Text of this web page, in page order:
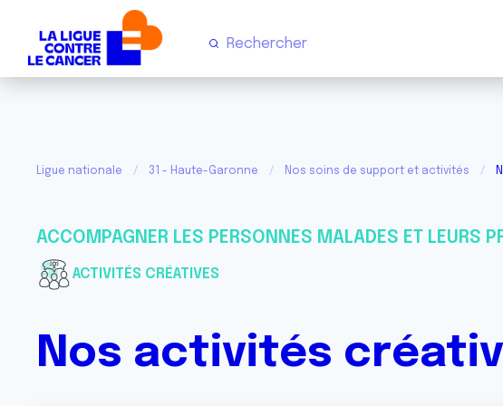
Ligue nationale 31 - Haute-Garonne Nos soins de support et activités
ACCOMPAGNER LES PERSONNES MALADES ET LEURS
ACTIVITÉS CRÉATIVES
Nos activités